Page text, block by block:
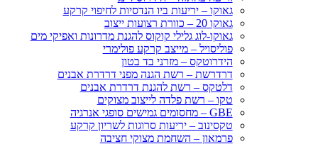
גאוקו – יריעות ביו הנדסיות לחיפוי קרקע
גאוקו 20 – כוורת רצועות ייצוב
גאוקו-לוג גלילי קוקוס להגנת מדרונות ואפיקי מים
פוליסויל – מייצב קרקע פולימרי
הידרוטקס – מזרני בד בטון
דרדרשת – רשת הגנה מפני דרדרת אבנים
דלטקס – רשת להגנת דרדרת אבנים
טקו – רשת פלדה לייצוב מצוקים
GBE – מחסומים גמישים סופגי אנרגיה
טקסינוב – יריעות סרוגות לשריון קרקע
פרמאון – השחמת מצוקי חציבה